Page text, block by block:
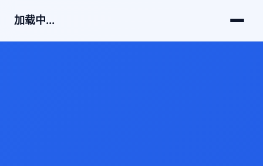
加载中...